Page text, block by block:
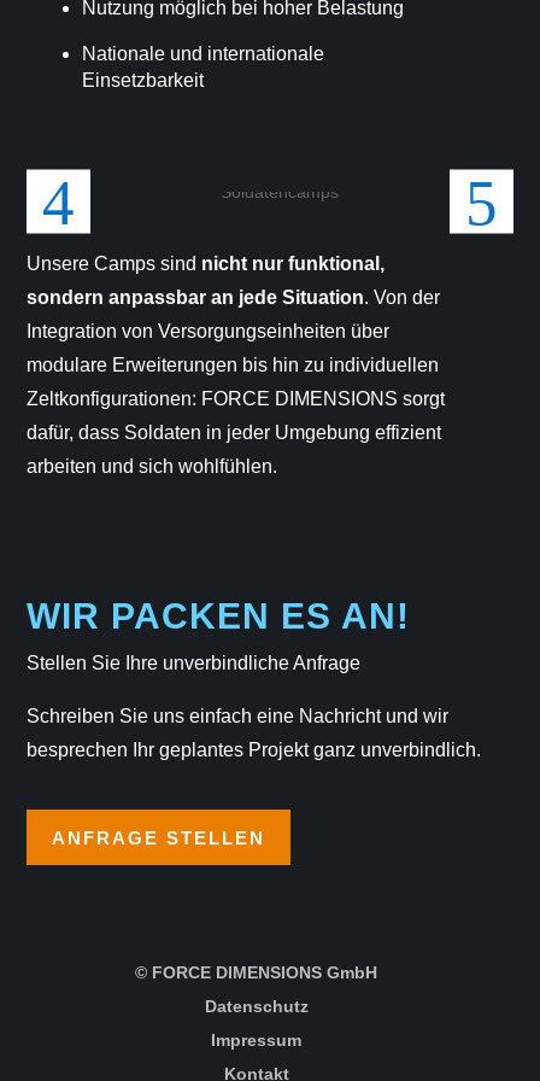
Nutzung möglich bei hoher Belastung
Nationale und internationale
Einsetzbarkeit
Unsere Camps sind nicht nur funktional,
sondern anpassbar an jede Situation. Von der
Integration von Versorgungseinheiten über
modulare Erweiterungen bis hin zu individuellen
Zeltkonfigurationen: FORCE DIMENSIONS sorgt
dafür, dass Soldaten in jeder Umgebung effizient
arbeiten und sich wohlfühlen.
WIR PACKEN ES AN!
Stellen Sie Ihre unverbindliche Anfrage
Schreiben Sie uns einfach eine Nachricht und wir
besprechen Ihr geplantes Projekt ganz unverbindlich.
ANFRAGE STELLEN
© FORCE DIMENSIONS GmbH
Datenschutz
Impressum
Kontakt